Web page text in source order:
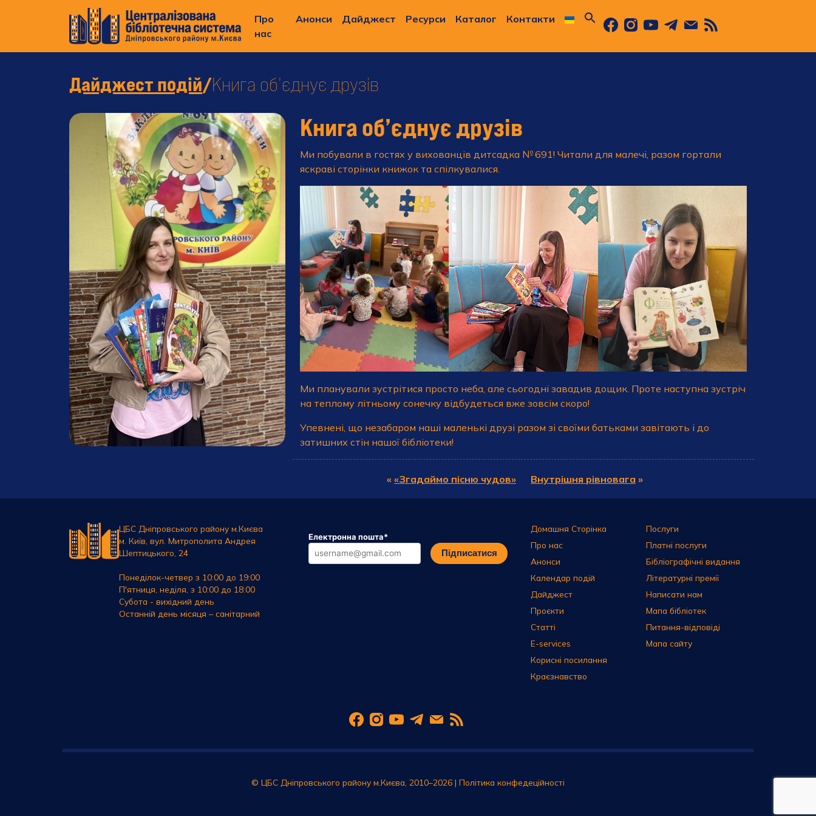
Про
нас
Анонси Дайджест Ресурси Каталог Контакти
Дайджест подій/Книга об’єднує друзів
Книга об’єднує друзів
Ми побували в гостях у вихованців дитсадка № 691! Читали для малечі, разом гортали
яскраві сторінки книжок та спілкувалися.
Ми планували зустрітися просто неба, але сьогодні завадив дощик. Проте наступна зустріч
на теплому літньому сонечку відбудеться вже зовсім скоро!
Упевнені, що незабаром наші маленькі друзі разом зі своїми батьками завітають і до
затишних стін нашої бібліотеки!
« «Згадаймо пісню чудов» Внутрішня рівновага »
ЦБС Дніпровського району м.Києва
м. Київ, вул. Митрополита Андрея
Шептицького, 24
Понеділок-четвер з 10:00 до 19:00
П'ятниця, неділя, з 10:00 до 18:00
Субота - вихідний день
Останній день місяця – санітарний
Електронна пошта*
Підписатися
Домашня Сторінка
Про нас
Анонси
Календар подій
Дайджест
Проєкти
Статті
E-services
Корисні посилання
Краєзнавство
Послуги
Платні послуги
Бібліографічні видання
Літературні премії
Написати нам
Мапа бібліотек
Питання-відповіді
Мапа сайту
© ЦБС Дніпровського району м.Києва, 2010–2026 | Політика конфедеційності